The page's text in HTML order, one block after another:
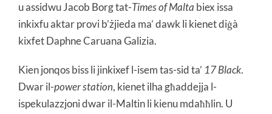
u assidwu Jacob Borg tat-Times of Malta biex issa
inkixfu aktar provi b’żjieda ma’ dawk li kienet diġà
kixfet Daphne Caruana Galizia.
Kien jonqos biss li jinkixef l-isem tas-sid ta’ 17 Black.
Dwar il-power station, kienet ilha għaddejja l-
ispekulazzjoni dwar il-Maltin li kienu mdaħħlin. U